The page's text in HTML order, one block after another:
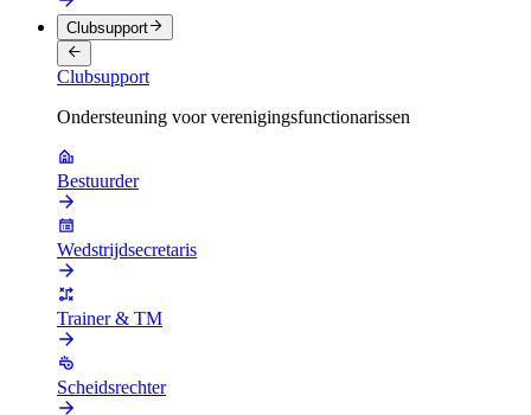
Clubsupport
Clubsupport
Ondersteuning voor verenigingsfunctionarissen
Bestuurder
Wedstrijdsecretaris
Trainer & TM
Scheidsrechter